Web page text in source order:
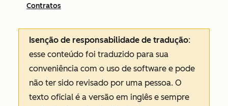
Contratos
Isenção de responsabilidade de tradução:
esse conteúdo foi traduzido para sua
conveniência com o uso de software e pode
não ter sido revisado por uma pessoa. O
texto oficial é a versão em inglês e sempre